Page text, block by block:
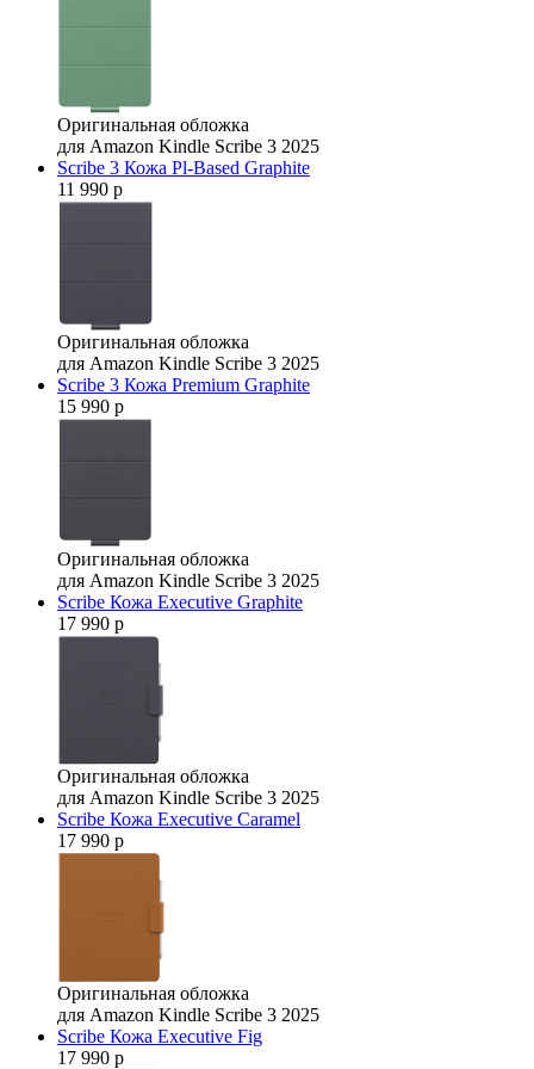
Оригинальная обложка
для Amazon Kindle Scribe 3 2025
Scribe 3 Кожа Pl-Based Graphite
11 990 р
Оригинальная обложка
для Amazon Kindle Scribe 3 2025
Scribe 3 Кожа Premium Graphite
15 990 р
Оригинальная обложка
для Amazon Kindle Scribe 3 2025
Scribe Кожа Executive Graphite
17 990 р
Оригинальная обложка
для Amazon Kindle Scribe 3 2025
Scribe Кожа Executive Caramel
17 990 р
Оригинальная обложка
для Amazon Kindle Scribe 3 2025
Scribe Кожа Executive Fig
17 990 р